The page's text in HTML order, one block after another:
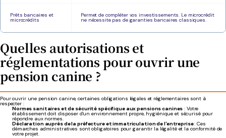
Prêts bancaires et
microcrédits
Permet de compléter vos investissements. Le microcrédit
ne nécessite pas de garanties bancaires classiques.
Quelles autorisations et
réglementations pour ouvrir une
pension canine ?
Pour ouvrir une pension canine, certaines obligations légales et réglementaires sont à
respecter :
Normes sanitaires et de sécurité spécifique aux pensions canines : Votre
établissement doit disposer d'un environnement propre, hygiénique et sécurisé pour
répondre aux normes.
Déclaration auprès de la préfecture et immatriculation de l'entreprise: Ces
démarches administratives sont obligatoires pour garantir la légalité et la conformité de
votre projet.